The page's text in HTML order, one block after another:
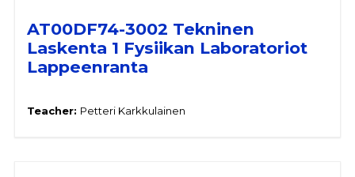
AT00DF74-3002 Tekninen
Laskenta 1 Fysiikan Laboratoriot
Lappeenranta
Teacher: Petteri Karkkulainen